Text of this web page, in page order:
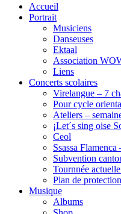
Accueil
Portrait
Musiciens
Danseuses
Ektaal
Association
Liens
Concerts scolaires
Virelangue – 7
Pour cycle
Ateliers –
¡Let´s sing oise
Ceol
Ssassa
Subvention
Tournnée
Plan de protection
Musique
Albums